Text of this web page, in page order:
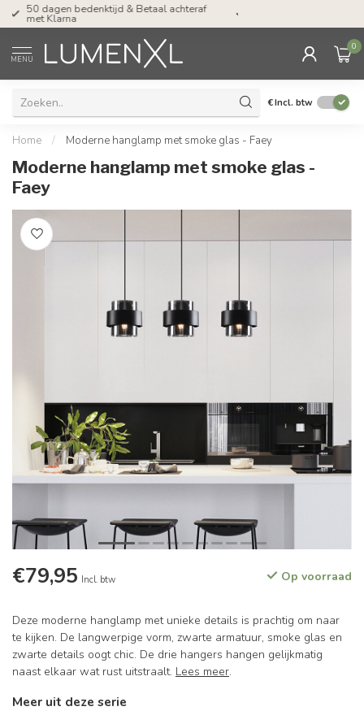
Tel: ma-do tot 23.00, vr tot 21.00, za tot
17.00 uur
MENU
0
€Incl. btw
Home / Moderne hanglamp met smoke glas - Faey
Moderne hanglamp met smoke glas -
Faey
€79,95 Incl. btw Op voorraad
Deze moderne hanglamp met unieke details is prachtig om naar
te kijken. De langwerpige vorm, zwarte armatuur, smoke glas en
zwarte details oogt chic. De drie hangers hangen gelijkmatig
naast elkaar wat rust uitstraalt. Lees meer.
Meer uit deze serie